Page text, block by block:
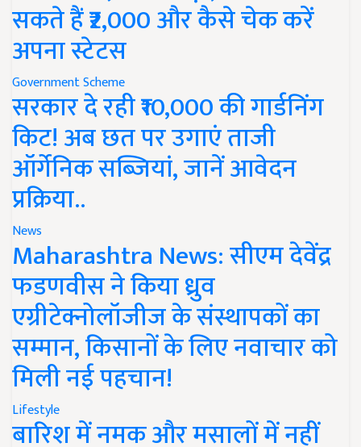
सकते हैं ₹2,000 और कैसे चेक करें
अपना स्टेटस
Government Scheme
सरकार दे रही ₹10,000 की गार्डनिंग
किट! अब छत पर उगाएं ताजी
ऑर्गेनिक सब्जियां, जानें आवेदन
प्रक्रिया..
News
Maharashtra News: सीएम देवेंद्र
फडणवीस ने किया ध्रुव
एग्रीटेक्नोलॉजीज के संस्थापकों का
सम्मान, किसानों के लिए नवाचार को
मिली नई पहचान!
Lifestyle
बारिश में नमक और मसालों में नहीं